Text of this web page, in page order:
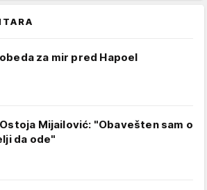
za mir pred Hapoel
Mijailović: "Obavešten sam o
da ode"